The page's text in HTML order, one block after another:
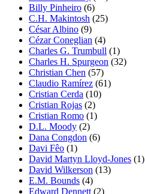
Billy Pinheiro (6)
C.H. Makintosh (25)
César Albino (9)
Cézar Coneglian (4)
Charles G. Trumbull (1)
Charles H. Spurgeon (32)
Christian Chen (57)
Claudio Ramírez (61)
Cristian Cerda (10)
Cristian Rojas (2)
Cristian Romo (1)
D.L. Moody (2)
Dana Congdon (6)
Davi Fêo (1)
David Martyn Lloyd-Jones (1)
David Wilkerson (13)
E.M. Bounds (4)
Edward Dennett (2)